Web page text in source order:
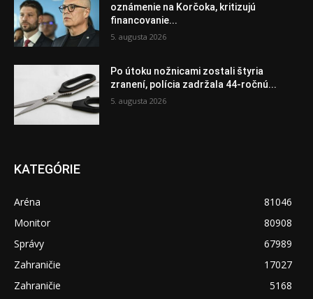
oznámenie na Korčoka, kritizujú
financovanie...
5. augusta 2026
Po útoku nožnicami zostali štyria
zranení, polícia zadržala 44-ročnú...
5. augusta 2026
KATEGÓRIE
Aréna
81046
Monitor
80908
Správy
67989
Zahraničie
17027
Zahraničie
5168